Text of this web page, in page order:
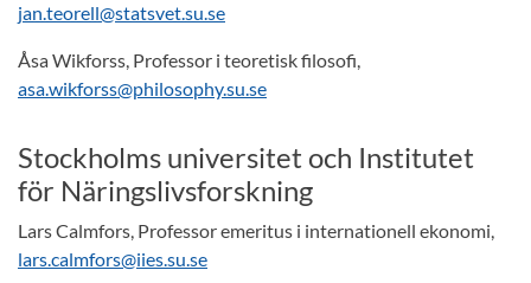
jan.teorell@statsvet.su.se
Åsa Wikforss, Professor i teoretisk filosofi,
asa.wikforss@philosophy.su.se
Stockholms universitet och Institutet
för Näringslivsforskning
Lars Calmfors, Professor emeritus i internationell ekonomi,
lars.calmfors@iies.su.se